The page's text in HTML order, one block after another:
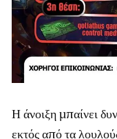
Η άνοιξη μπαίνει
εκτός από τα